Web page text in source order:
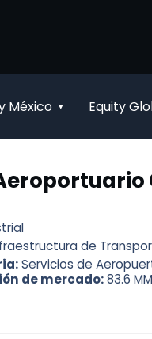
México ▾ Equity
de
Servicios de
de mercado:83.6